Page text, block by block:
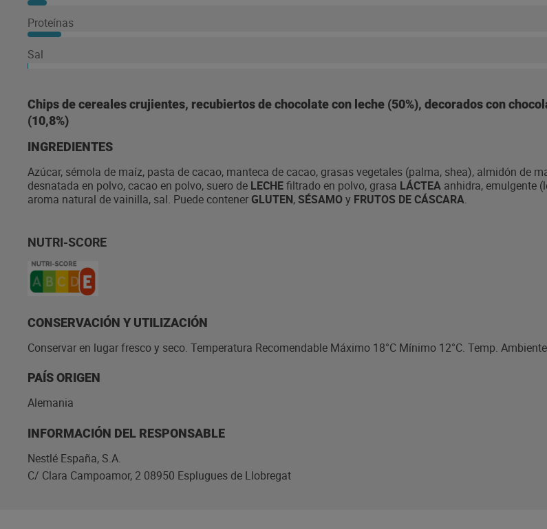
Proteínas
Sal
Chips de cereales crujientes, recubiertos de chocolate con leche (50%), decorados con
(10,8%)
INGREDIENTES
Azúcar, sémola de maíz, pasta de cacao, manteca de cacao, grasas vegetales (palma, shea), almidón de
desnatada en polvo, cacao en polvo, suero de LECHEfiltrado en polvo, grasa LÁCTEA anhidra, emulgente
aroma natural de vainilla, sal. Puede contener GLUTEN,SÉSAMOy FRUTOS DE CÁSCARA.
NUTRI-SCORE
CONSERVACIÓN Y UTILIZACIÓN
Conservar en lugar fresco y seco. Temperatura Recomendable Máximo 18°C Mínimo 12°C. Temp.
PAÍS ORIGEN
Alemania
INFORMACIÓN DEL RESPONSABLE
Nestlé España, S.A.
C/ Clara Campoamor, 2 08950 Esplugues de Llobregat